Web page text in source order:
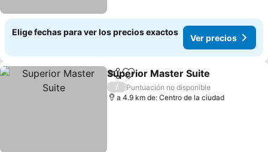
Elige fechas para ver los precios exactos
Ver precios
CompartirAgregar a favoritos
Superior Master Suite
/
Puntuación no disponible
a 4.9 km de: Centro de la ciudad